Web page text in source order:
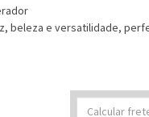
beleza e versatilidade,